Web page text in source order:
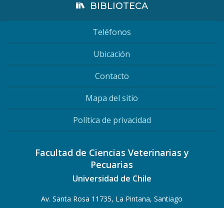
BIBLIOTECA
Teléfonos
Ubicación
Contacto
Mapa del sitio
Política de privacidad
Facultad de Ciencias Veterinarias y
Pecuarias
Universidad de Chile
Av. Santa Rosa 11735, La Pintana, Santiago